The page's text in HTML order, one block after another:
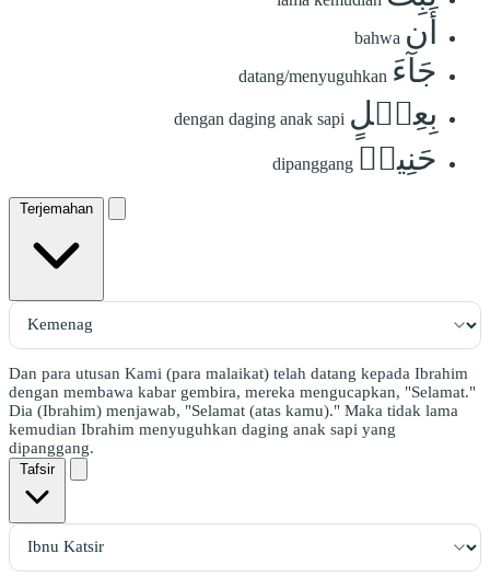
أَن bahwa
جَآءَ datang/menyuguhkan
بِعِجۡلٍ dengan daging anak sapi
حَنِيذٖ dipanggang
Terjemahan
Dan para utusan Kami (para malaikat) telah datang kepada Ibrahim
dengan membawa kabar gembira, mereka mengucapkan, "Selamat."
Dia (Ibrahim) menjawab, "Selamat (atas kamu)." Maka tidak lama
kemudian Ibrahim menyuguhkan daging anak sapi yang
dipanggang.
Tafsir